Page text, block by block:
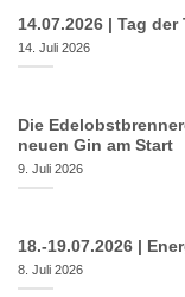
14.07.2026 | Tag der
14. Juli 2026
Die
neuen Gin am Start
9. Juli 2026
18.-19.07.2026 |
8. Juli 2026